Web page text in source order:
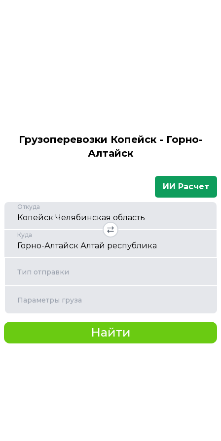
Грузоперевозки Копейск - Горно-
Алтайск
ИИ Расчет
Откуда
Куда
Тип отправки
Параметры груза
Найти